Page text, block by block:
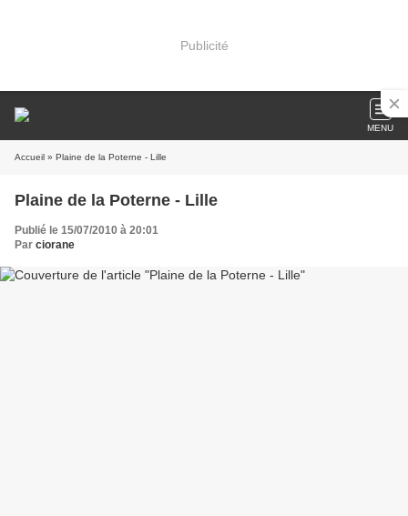
Publicité
MENU
Accueil » Plaine de la Poterne - Lille
Plaine de la Poterne - Lille
Publié le 15/07/2010 à 20:01
Par ciorane